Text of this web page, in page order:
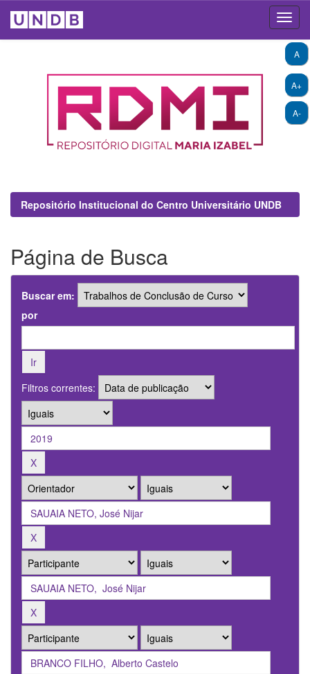
A+
A-
A
Repositório Institucional do Centro Universitário UNDB
Página de Busca
Buscar em:
por
Filtros correntes: